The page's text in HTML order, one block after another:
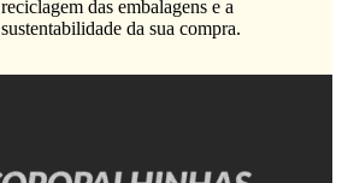
reciclagem das embalagens e a
sustentabilidade da sua compra.